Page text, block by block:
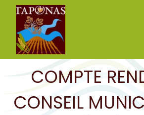
COMPTE
CONSEIL